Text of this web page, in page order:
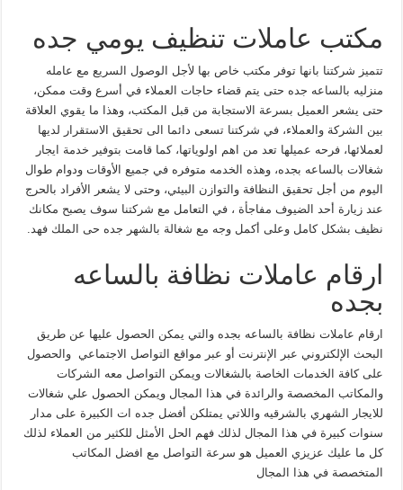
مكتب عاملات تنظيف يومي جده
تتميز شركتنا بانها توفر مكتب خاص بها لأجل الوصول السريع مع عامله
منزليه بالساعه جده حتى يتم قضاء حاجات العملاء في أسرع وقت ممكن،
حتى يشعر العميل بسرعة الاستجابة من قبل المكتب، وهذا ما يقوي العلاقة
بين الشركة والعملاء، في شركتنا تسعى دائما الى تحقيق الاستقرار لديها
لعملائها، فرحه عميلها تعد من اهم اولوياتها، كما قامت بتوفير خدمة ايجار
شغالات بالساعه بجده، وهذه الخدمه متوفره في جميع الأوقات ودوام طوال
اليوم من أجل تحقيق النظافة والتوازن البيئي، وحتى لا يشعر الأفراد بالحرج
عند زيارة أحد الضيوف مفاجأة ، في التعامل مع شركتنا سوف يصبح مكانك
نظيف بشكل كامل وعلى أكمل وجه مع شغالة بالشهر جده حى الملك فهد.
ارقام عاملات نظافة بالساعه
بجده
ارقام عاملات نظافة بالساعه بجده والتي يمكن الحصول عليها عن طريق
البحث الإلكتروني عبر الإنترنت أو عبر مواقع التواصل الاجتماعي والحصول
على كافة الخدمات الخاصة بالشغالات ويمكن التواصل معه الشركات
والمكاتب المخصصة والرائدة في هذا المجال ويمكن الحصول علي شغالات
للايجار الشهري بالشرقيه واللاتي يمتلكن أفضل جده ات الكبيرة على مدار
سنوات كبيرة في هذا المجال لذلك فهم الحل الأمثل للكثير من العملاء لذلك
كل ما عليك عزيزي العميل هو سرعة التواصل مع افضل المكاتب
المتخصصة في هذا المجال